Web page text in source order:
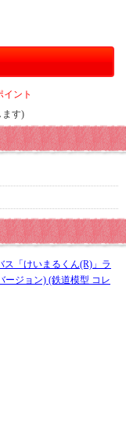
イント
ます)
「けいまるくん(R)」ラ
ージョン) (鉄道模型 コレ